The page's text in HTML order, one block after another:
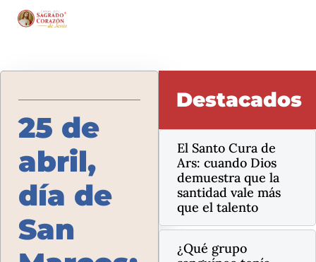
25 de
abril,
día de
San
Destacados
El Santo Cura de
Ars: cuando Dios
demuestra que la
santidad vale más
que el talento
¿Qué grupo